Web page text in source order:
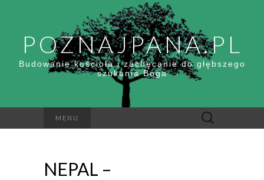
POZNAJPANA.PL
Budowanie kościoła i zachęcanie do głębszego
szukania Boga
MENU Szukaj:
NEPAL –